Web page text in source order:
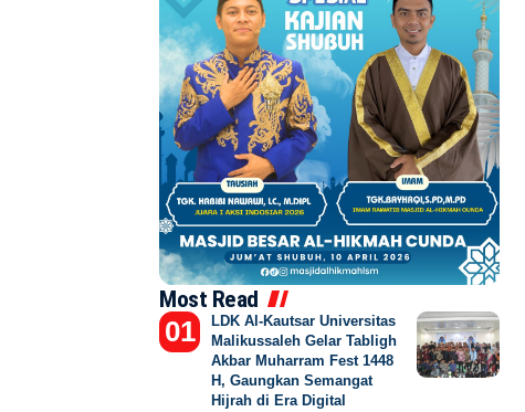
Most Read
LDK Al-Kautsar Universitas
Malikussaleh Gelar Tabligh
Akbar Muharram Fest 1448
H, Gaungkan Semangat
Hijrah di Era Digital